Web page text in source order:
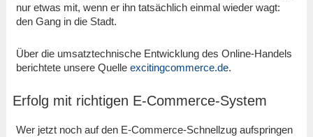
nur etwas mit, wenn er ihn tatsächlich einmal wieder wagt:
den Gang in die Stadt.
Über die umsatztechnische Entwicklung des Online-Handels
berichtete unsere Quelle excitingcommerce.de.
Erfolg mit richtigen E-Commerce-System
Wer jetzt noch auf den E-Commerce-Schnellzug aufspringen